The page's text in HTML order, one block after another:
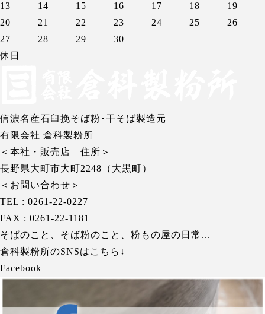
13
14 15 16 17 18
19
20
21 22 23 24 25
26
27
28 29
30
休日
信濃名産石臼挽そば粉･干そば製造元
有限会社 倉科製粉所
＜本社・販売店 住所＞
長野県大町市大町2248（大黒町）
＜お問い合わせ＞
TEL : 0261-22-0227
FAX : 0261-22-1181
そばのこと、そば粉のこと、粉もの屋の日常...
倉科製粉所のSNSはこちら↓
Facebook